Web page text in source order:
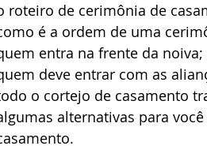
roteiro de cerimônia de
é a ordem de uma
entra na frente da noiva;
deve entrar com as
o cortejo de casamento
alternativas para